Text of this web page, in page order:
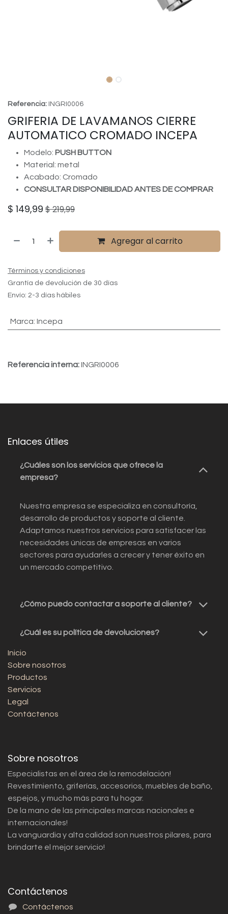
Referencia: INGRI0006
GRIFERIA DE LAVAMANOS CIERRE
AUTOMATICO CROMADO INCEPA
Modelo: PUSH BUTTON
Material: metal
Acabado: Cromado
CONSULTAR DISPONIBILIDAD ANTES DE COMPRAR
$ 149,99 $219,99
Agregar al carrito
Términos y condiciones
Grantía de devolución de 30 días
Envío: 2-3 días hábiles
Marca: Incepa
Referencia interna:INGRI0006
Enlaces útiles
¿Cuáles son los servicios que ofrece la
empresa?
Nuestra empresa se especializa en consultoría,
desarrollo de productos y soporte al cliente.
Adaptamos nuestros servicios para satisfacer las
necesidades únicas de empresas en varios
sectores para ayudarles a crecer y tener éxito en
un mercado competitivo.
¿Cómo puedo contactar a soporte al cliente?
¿Cuál es su política de devoluciones?
Inicio
Sobre nosotros
Productos
Servicios
Legal
Contáctenos
Sobre nosotros
Especialistas en el área de la remodelación!
Revestimiento, griferías, accesorios, muebles de baño,
espejos, y mucho más para tu hogar.
De la mano de las principales marcas nacionales e
internacionales!
La vanguardia y alta calidad son nuestros pilares, para
brindarte el mejor servicio!
Contáctenos
Contáctenos